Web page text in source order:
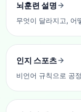
뇌훈련 설명
무엇이 달라지고, 어
인지 스포츠
비언어 규칙으로 공